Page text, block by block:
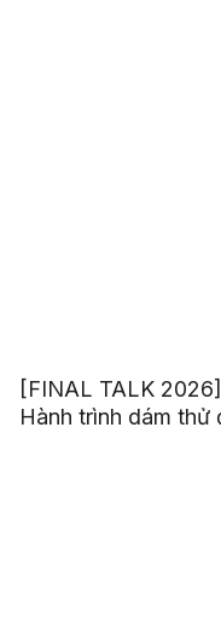
[FINAL TALK
Hành trình dám thử